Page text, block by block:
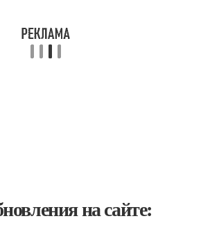
на сайте: